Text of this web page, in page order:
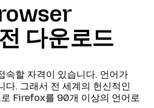
다운로드
속할 자격이 있습니다. 언어가
다. 그래서 전 세계의 헌신적인
Firefox를 90개 이상의 언어로